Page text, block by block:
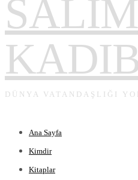
SALİM
DÜNYA VATANDAŞLIĞI
Ana Sayfa
Kimdir
Kitaplar